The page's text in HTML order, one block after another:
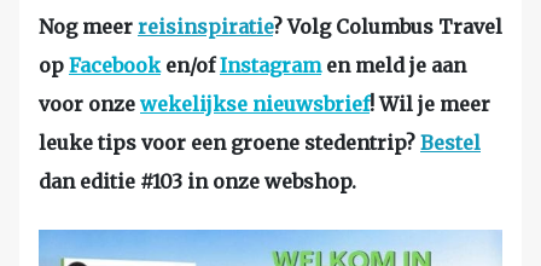
Nog meer reisinspiratie? Volg Columbus Travel
op Facebooken/ofInstagramen meld je aan
voor onze wekelijkse nieuwsbrief! Wil je meer
leuke tips voor een groene stedentrip? Bestel
dan editie #103 in onze webshop.